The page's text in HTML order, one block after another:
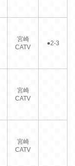
宮崎
CATV
●2-3
宮崎
CATV
宮崎
CATV